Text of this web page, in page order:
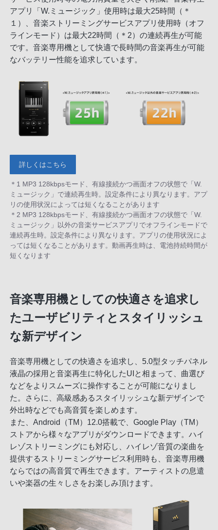
アプリ「W.ミュージック」使用時は最大25時間（＊
１）、音楽ストリーミングサービスアプリ使用時（オフ
ラインモード）は最大22時間（＊2）の連続再生が可能
です。音楽専用機として快適で長時間の音楽再生が可能
なバッテリー性能を追求しています。
詳しくはこちら
＊1 MP3 128kbpsモード、有線接続かつ画面オフの状態で「W.
ミュージック」で連続再生時。設定条件により異なります。アプ
リの使用状況によっては短くなることがあります
＊2 MP3 128kbpsモード、有線接続かつ画面オフの状態で「W.
ミュージック」以外の音楽サービスアプリでオフラインモードで
連続再生時。設定条件により異なります。アプリの使用状況によ
っては短くなることがあります。動画再生時は、電池持続時間が
短くなります
音楽専用機としての快適さを追求し
たユーザビリティとスタイリッシュ
な新デザイン
音楽専用機としての快適さを追求し、5.0型タッチパネル
液晶の採用と音楽再生に特化したUIと相まって、曲選び
などをよりスムーズに操作することが可能になりまし
た。さらに、高級感あるスタイリッシュな新デザインで
外出時などでも高音質を楽しめます。
また、Android（TM）12.0搭載で、Google Play（TM）
ストアから様々なアプリがダウンロードできます。ハイ
レゾストリーミングにも対応し、ハイレゾ音質の楽曲を
提供するストリーミングサービス利用時も、音楽専用機
ならではの高音質で再生できます。アーティストの息遣
いや楽器の生々しさをお楽しみ頂けます。